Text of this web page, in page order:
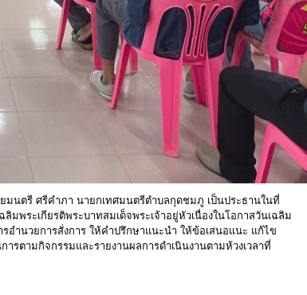
นตรี ศรีคำภา นายกเทศมนตรีตำบลกุดชมภู เป็นประธานในที่
พระเกียรติพระบาทสมเด็จพระเจ้าอยู่หัวเนื่องในโอกาสวันเฉลิม
ำนวยการสั่งการ ให้คำปรึกษาแนะนำ ให้ข้อเสนอแนะ แก้ไข
รตามกิจกรรมและรายงานผลการดำเนินงานตามห้วงเวลาที่